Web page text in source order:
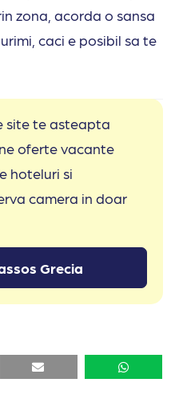
zona, acorda o sansa
caci e posibil sa te
site te asteapta
oferte vacante
hoteluri si
camera in doar
Grecia
Email